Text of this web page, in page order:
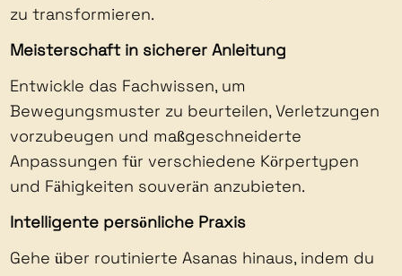
zu transformieren.
Meisterschaft in sicherer Anleitung
Entwickle das Fachwissen, um
Bewegungsmuster zu beurteilen, Verletzungen
vorzubeugen und maßgeschneiderte
Anpassungen für verschiedene Körpertypen
und Fähigkeiten souverän anzubieten.
Intelligente persönliche Praxis
Gehe über routinierte Asanas hinaus, indem du